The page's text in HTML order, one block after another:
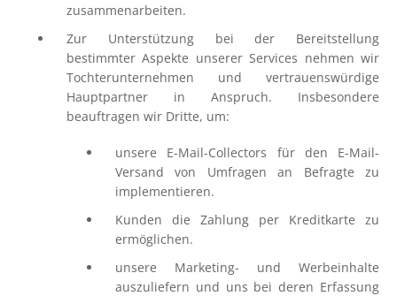
zusammenarbeiten.
Zur Unterstützung bei der Bereitstellung
bestimmter Aspekte unserer Services nehmen wir
Tochterunternehmen und vertrauenswürdige
Hauptpartner in Anspruch. Insbesondere
beauftragen wir Dritte, um:
unsere E-Mail-Collectors für den E-Mail-
Versand von Umfragen an Befragte zu
implementieren.
Kunden die Zahlung per Kreditkarte zu
ermöglichen.
unsere Marketing- und Werbeinhalte
auszuliefern und uns bei deren Erfassung